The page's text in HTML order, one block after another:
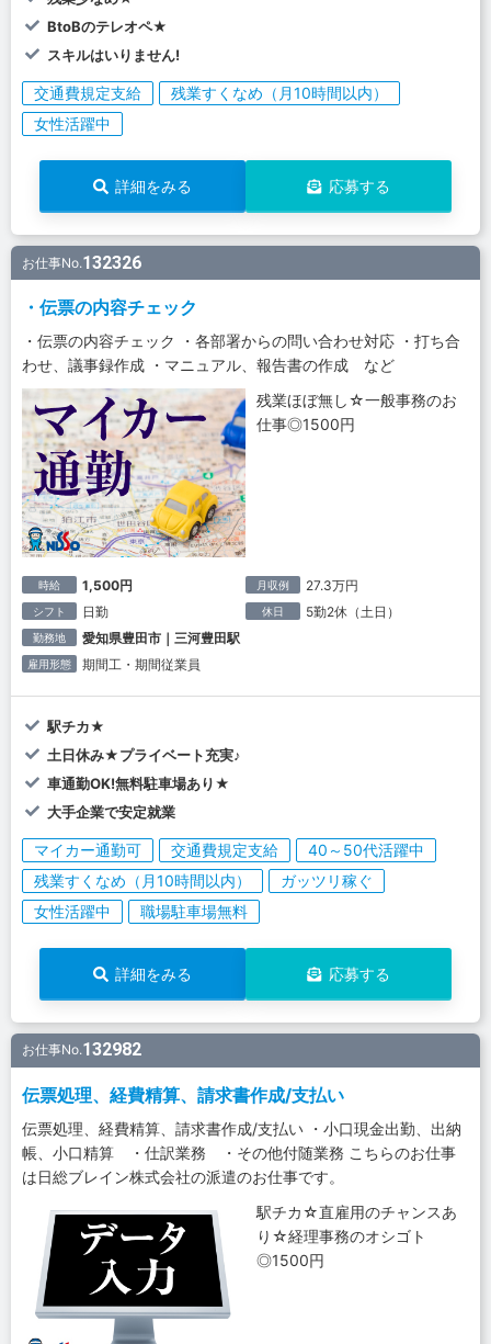
BtoBのテレオペ★
スキルはいりません!
交通費規定支給
残業すくなめ（月10時間以内）
女性活躍中
詳細をみる 応募する
お仕事No.132326
・伝票の内容チェック
・伝票の内容チェック ・各部署からの問い合わせ対応 ・打ち合
わせ、議事録作成 ・マニュアル、報告書の作成 など
残業ほぼ無し☆一般事務のお
仕事◎1500円
時給 1,500円 月収例 27.3万円
シフト 日勤 休日 5勤2休（土日）
勤務地 愛知県豊田市｜三河豊田駅
雇用形態 期間工・期間従業員
駅チカ★
土日休み★プライベート充実♪
車通勤OK!無料駐車場あり★
大手企業で安定就業
マイカー通勤可 交通費規定支給
40～50代活躍中
残業すくなめ（月10時間以内）
ガッツリ稼ぐ
女性活躍中
職場駐車場無料
詳細をみる 応募する
お仕事No.132982
伝票処理、経費精算、請求書作成/支払い
伝票処理、経費精算、請求書作成/支払い ・小口現金出勤、出納
帳、小口精算 ・仕訳業務 ・その他付随業務 こちらのお仕事
は日総ブレイン株式会社の派遣のお仕事です。
駅チカ☆直雇用のチャンスあ
り☆経理事務のオシゴト
◎1500円